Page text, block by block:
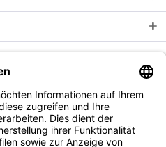
zzgl. evtl.
und
nicht anders beschrieben
- Alle Rechte vorbehalten